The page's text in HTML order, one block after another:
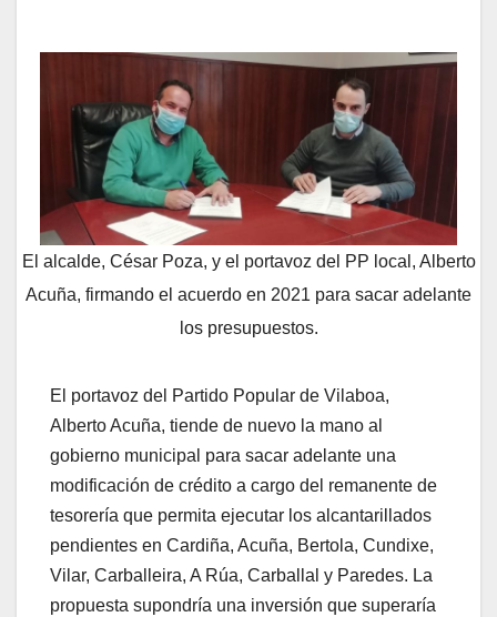
El alcalde, César Poza, y el portavoz del PP local, Alberto
Acuña, firmando el acuerdo en 2021 para sacar adelante
los presupuestos.
El portavoz del Partido Popular de Vilaboa,
Alberto Acuña, tiende de nuevo la mano al
gobierno municipal para sacar adelante una
modificación de crédito a cargo del remanente de
tesorería que permita ejecutar los alcantarillados
pendientes en Cardiña, Acuña, Bertola, Cundixe,
Vilar, Carballeira, A Rúa, Carballal y Paredes. La
propuesta supondría una inversión que superaría